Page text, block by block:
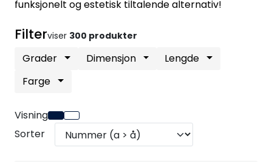
funksjonelt og estetisk tiltalende alternativ!
Filterviser 300 produkter
Grader Dimensjon
Lengde
Farge
Visning
Sorter